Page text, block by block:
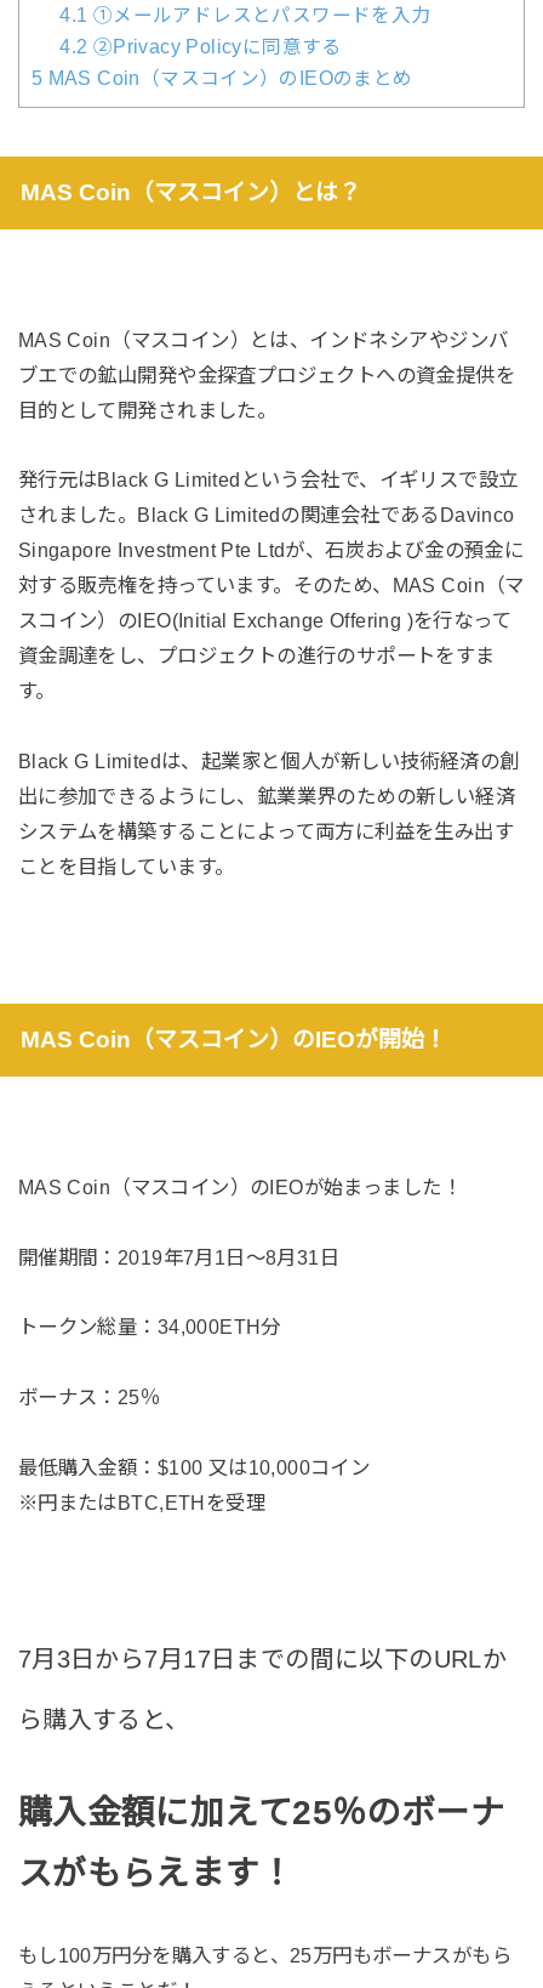
4.1 ①メールアドレスとパスワードを入力
4.2 ②Privacy Policyに同意する
5 MAS Coin（マスコイン）のIEOのまとめ
MAS Coin（マスコイン）とは？
MAS Coin（マスコイン）とは、インドネシアやジンバ
ブエでの鉱山開発や金探査プロジェクトへの資金提供を
目的として開発されました。
発行元はBlack G Limitedという会社で、イギリスで設立
されました。Black G Limitedの関連会社であるDavinco
Singapore Investment Pte Ltdが、石炭および金の預金に
対する販売権を持っています。そのため、MAS Coin（マ
スコイン）のIEO(Initial Exchange Offering )を行なって
資金調達をし、プロジェクトの進行のサポートをすま
す。
Black G Limitedは、起業家と個人が新しい技術経済の創
出に参加できるようにし、鉱業業界のための新しい経済
システムを構築することによって両方に利益を生み出す
ことを目指しています。
MAS Coin（マスコイン）のIEOが開始！
MAS Coin（マスコイン）のIEOが始まっました！
開催期間：2019年7月1日〜8月31日
トークン総量：34,000ETH分
ボーナス：25％
最低購入金額：$100 又は10,000コイン
※円またはBTC,ETHを受理
7月3日から7月17日までの間に以下のURLか
ら購入すると、
購入金額に加えて25％のボーナ
スがもらえます！
もし100万円分を購入すると、25万円もボーナスがもら